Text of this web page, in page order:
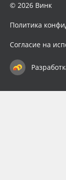
© 2026 Винк
Политика
Согласие на